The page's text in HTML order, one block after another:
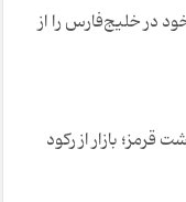
در خلیج‌فارس را از
قرمز؛ بازار از رکود